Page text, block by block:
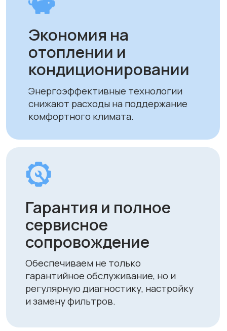
Оплата
Доставка осуществляется после
полной предоплаты заказа.
Вы можете оплатить заказ
• Безналичный расчет
• Банковской картой
• Через системы Kaspi QR, Kaspi Red
• Оформление рассрочки через
банки-партнеры (Kaspi Bank, Home
Bank, Forte Bank, Freedom Finance
Bank, Halyk Bank) на срок до 24
месяцев
Мы осуществляем бесплатную
доставку по городам Алматы
Доставка
Мы предлагаем удобные способы оплаты
и быструю доставку для наших клиентов
в Алматы и по всему Казахстану